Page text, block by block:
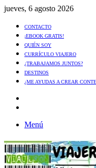
jueves, 6 agosto 2026
CONTACTO
¡EBOOK GRATIS!
QUIÉN SOY
CURRÍCULO VIAJERO
¿TRABAJAMOS JUNTOS?
DESTINOS
¿ME AYUDAS A CREAR
Menú